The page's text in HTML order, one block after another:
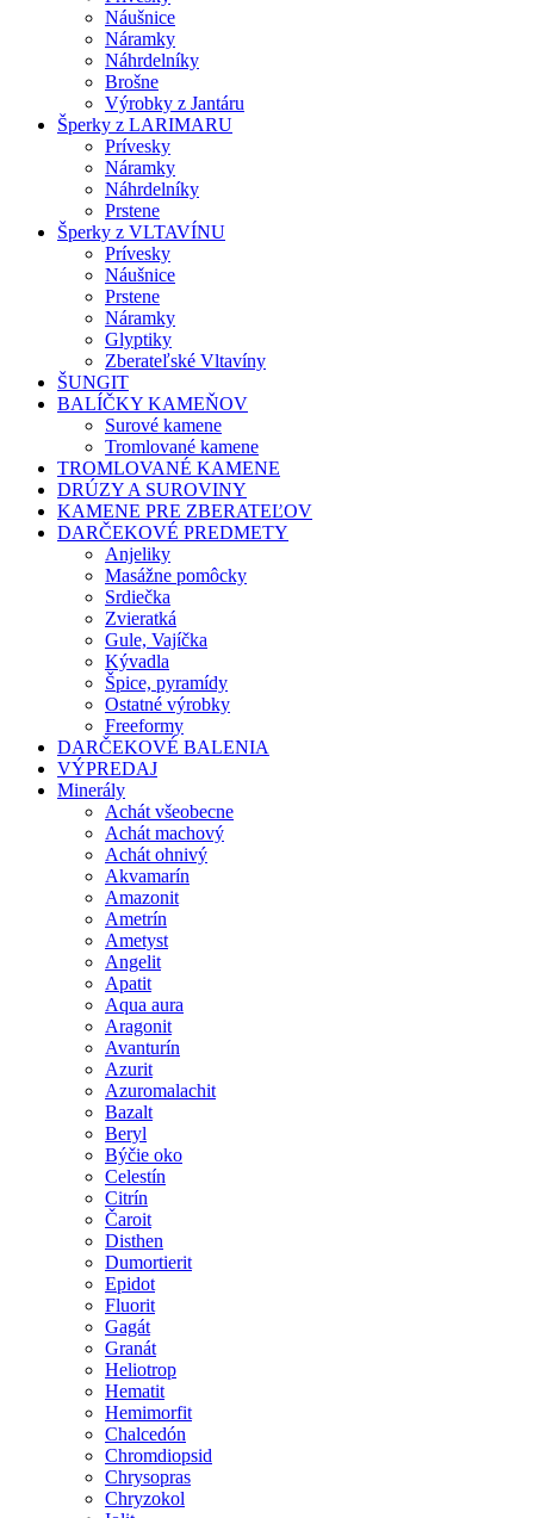
Náušnice
Náramky
Náhrdelníky
Brošne
Výrobky z Jantáru
Šperky z LARIMARU
Prívesky
Náramky
Náhrdelníky
Prstene
Šperky z VLTAVÍNU
Prívesky
Náušnice
Prstene
Náramky
Glyptiky
Zberateľské Vltavíny
ŠUNGIT
BALÍČKY KAMEŇOV
Surové kamene
Tromlované kamene
TROMLOVANÉ KAMENE
DRÚZY A SUROVINY
KAMENE PRE ZBERATEĽOV
DARČEKOVÉ PREDMETY
Anjeliky
Masážne pomôcky
Srdiečka
Zvieratká
Gule, Vajíčka
Kývadla
Špice, pyramídy
Ostatné výrobky
Freeformy
DARČEKOVÉ BALENIA
VÝPREDAJ
Minerály
Achát všeobecne
Achát machový
Achát ohnivý
Akvamarín
Amazonit
Ametrín
Ametyst
Angelit
Apatit
Aqua aura
Aragonit
Avanturín
Azurit
Azuromalachit
Bazalt
Beryl
Býčie oko
Celestín
Citrín
Čaroit
Disthen
Dumortierit
Epidot
Fluorit
Gagát
Granát
Heliotrop
Hematit
Hemimorfit
Chalcedón
Chromdiopsid
Chrysopras
Chryzokol